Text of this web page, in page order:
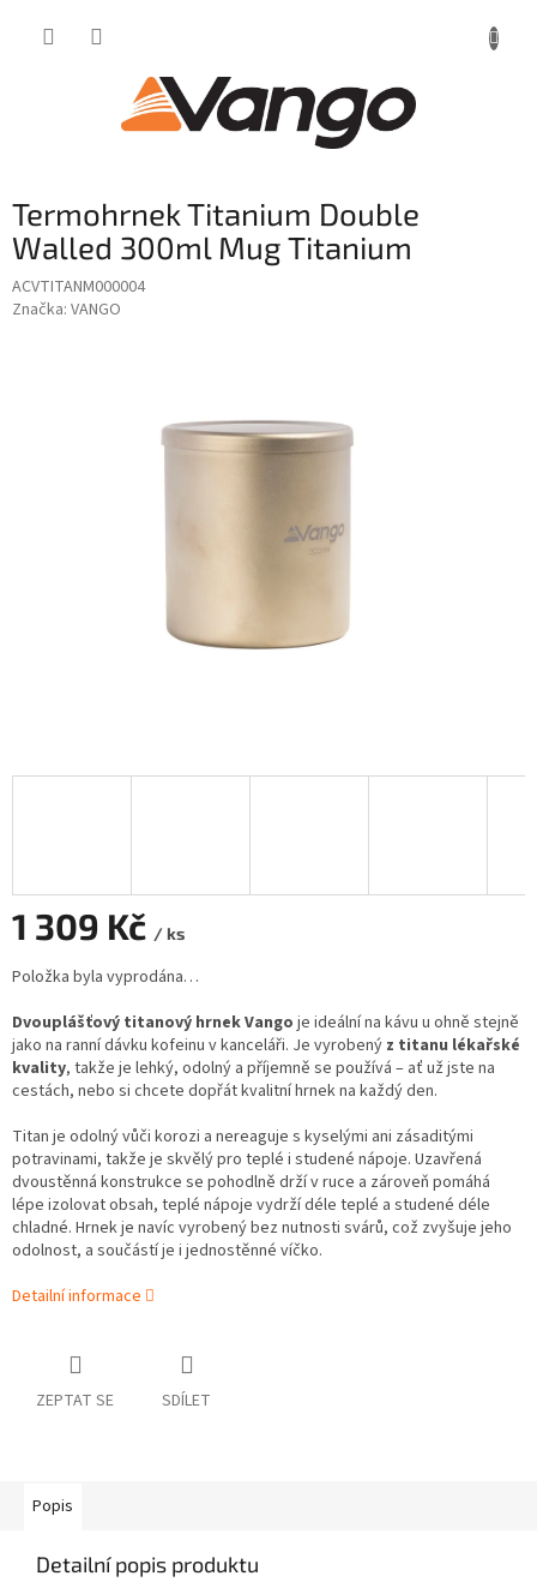
Termohrnek Titanium Double
Walled 300ml Mug Titanium
ACVTITANM000004
Značka: VANGO
1 309 Kč / ks
Měrná
cena:
Položka byla vyprodána…
Dvouplášťový titanový hrnek Vango je ideální na kávu u ohně stejně
jako na ranní dávku kofeinu v kanceláři. Je vyrobený z titanu lékařské
kvality, takže je lehký, odolný a příjemně se používá – ať už jste na
cestách, nebo si chcete dopřát kvalitní hrnek na každý den.
Titan je odolný vůči korozi a nereaguje s kyselými ani zásaditými
potravinami, takže je skvělý pro teplé i studené nápoje. Uzavřená
dvoustěnná konstrukce se pohodlně drží v ruce a zároveň pomáhá
lépe izolovat obsah, teplé nápoje vydrží déle teplé a studené déle
chladné. Hrnek je navíc vyrobený bez nutnosti svárů, což zvyšuje jeho
odolnost, a součástí je i jednostěnné víčko.
Detailní informace
ZEPTAT SE SDÍLET
Popis
Detailní popis produktu